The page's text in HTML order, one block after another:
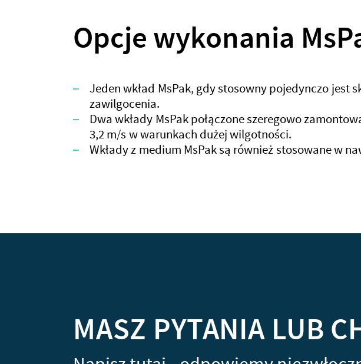
Opcje wykonania
Jeden wkład MsPak, gdy stosowny pojedynczo jest
zawilgocenia.
Dwa wkłady MsPak połączone szeregowo
3,2 m/s w warunkach dużej wilgotności.
Wkłady z medium MsPak są również stosowane w
MASZ PYTANIA LUB